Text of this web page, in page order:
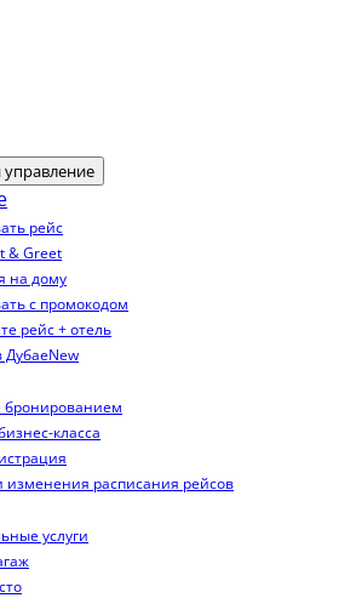
рейс
& Greet
на дому
с промокодом
рейс + отель
ДубаеNew
бронированием
класса
расписания рейсов
услуги